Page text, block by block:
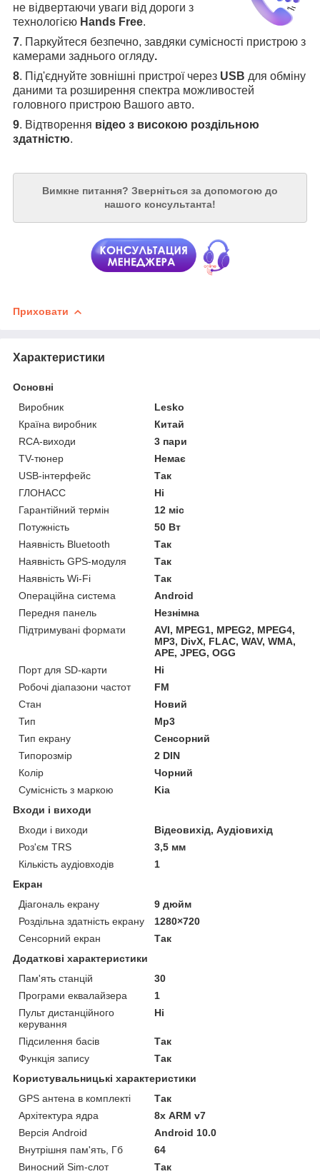
не відвертаючи уваги від дороги з
технологією Hands Free.
7. Паркуйтеся безпечно, завдяки сумісності пристрою з
камерами заднього огляду.
8. Під'єднуйте зовнішні пристрої через USB для обміну
даними та розширення спектра можливостей
головного пристрою Вашого авто.
9. Відтворення відео з високою роздільною
здатністю.
Вимкне питання? Зверніться за допомогою до
нашого консультанта!
Приховати
Характеристики
Основні
Виробник
Lesko
Країна виробник
Китай
RCA-виходи
3 пари
TV-тюнер
Немає
USB-інтерфейс
Так
ГЛОНАСС
Ні
Гарантійний термін
12 міс
Потужність
50 Вт
Наявність Bluetooth
Так
Наявність GPS-модуля
Так
Наявність Wi-Fi
Так
Операційна система
Android
Передня панель
Незнімна
Підтримувані формати
AVI, MPEG1, MPEG2, MPEG4,
MP3, DivX, FLAC, WAV, WMA,
APE, JPEG, OGG
Порт для SD-карти
Ні
Робочі діапазони частот
FM
Стан
Новий
Тип
Mp3
Тип екрану
Сенсорний
Типорозмір
2 DIN
Колір
Чорний
Сумісність з маркою
Kia
Входи і виходи
Входи і виходи
Відеовихід, Аудіовихід
Роз'єм TRS
3,5 мм
Кількість аудіовходів
1
Екран
Діагональ екрану
9 дюйм
Роздільна здатність екрану
1280×720
Сенсорний екран
Так
Додаткові характеристики
Пам'ять станцій
30
Програми еквалайзера
1
Пульт дистанційного
керування
Ні
Підсилення басів
Так
Функція запису
Так
Користувальницькі характеристики
GPS антена в комплекті
Так
Архітектура ядра
8х ARM v7
Версія Android
Android 10.0
Внутрішня пам'ять, Гб
64
Виносний Sim-слот
Так